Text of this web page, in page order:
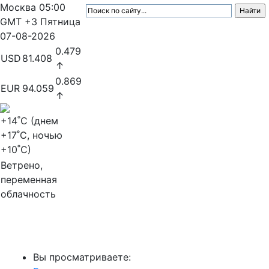
Москва 05:00
GMT +3 Пятница
07-08-2026
USD 81.408
0.479
↑
EUR 94.059
0.869
↑
+14˚C (днем
+17˚C, ночью
+10˚C)
Ветрено,
переменная
облачность
Вы просматриваете: